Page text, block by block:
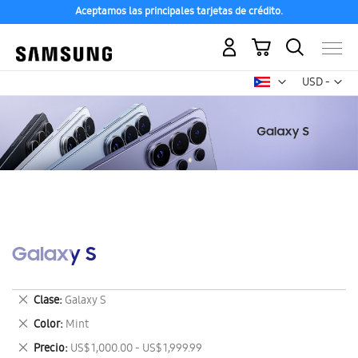
Aceptamos las principales tarjetas de crédito.
USD -
dólar
Mi carrito
Galaxy S
Clase Galaxy S
Eliminar
este
artículo
Color Mint
Eliminar
este
Precio US$ 1,000.00 - US$ 1,999.99
Eliminar